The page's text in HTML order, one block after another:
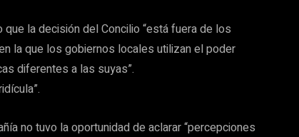
la decisión del Concilio “está fuera de los
la que los gobiernos locales utilizan el poder
diferentes a las suyas”.
no tuvo la oportunidad de aclarar “percepciones